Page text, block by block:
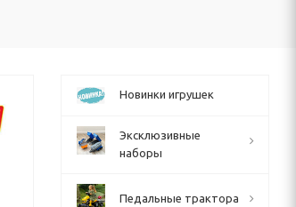
Новинки игрушек
Эксклюзивные
наборы
Педальные трактора